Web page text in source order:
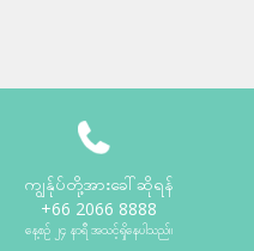
ကျွန်ုပ်တို့အားခေါ်ဆိုရန်
+66 2066 8888
နေ့စဉ် ၂၄ နာရီ အသင့်ရှိနေပါသည်။